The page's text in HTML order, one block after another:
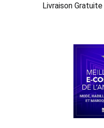
Livraison Gratuite